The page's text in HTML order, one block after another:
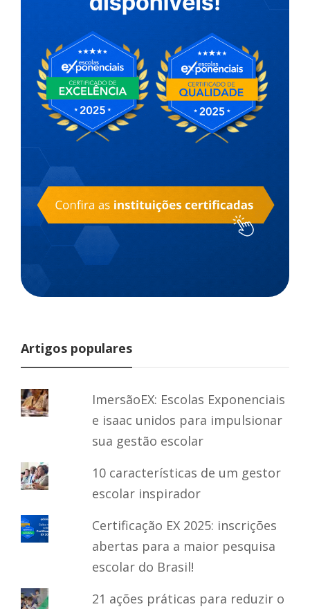
Artigos populares
ImersãoEX: Escolas Exponenciais
e isaac unidos para impulsionar
sua gestão escolar
10 características de um gestor
escolar inspirador
Certificação EX 2025: inscrições
abertas para a maior pesquisa
escolar do Brasil!
21 ações práticas para reduzir o